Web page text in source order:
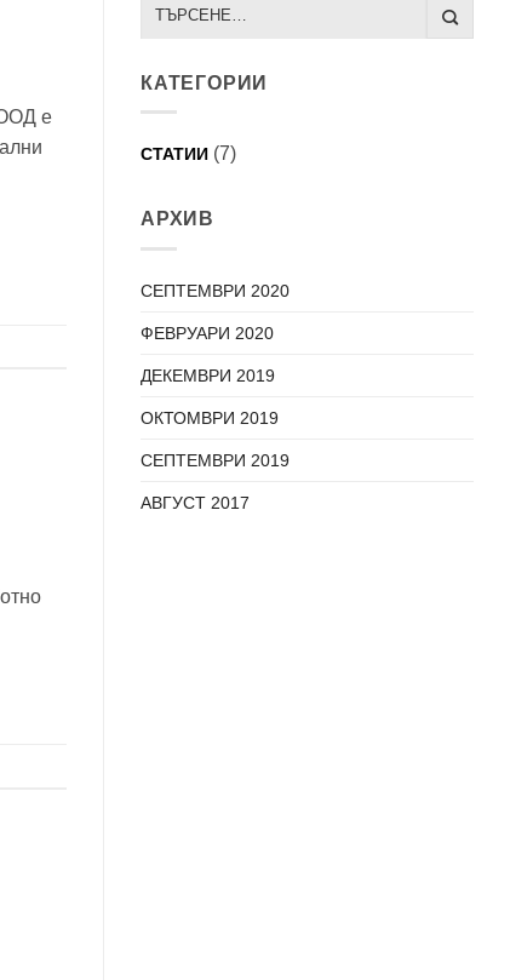
ООД е
КАТЕГОРИИ
СТАТИИ (7)
АРХИВ
СЕПТЕМВРИ 2020
ФЕВРУАРИ 2020
ДЕКЕМВРИ 2019
ОКТОМВРИ 2019
СЕПТЕМВРИ 2019
АВГУСТ 2017